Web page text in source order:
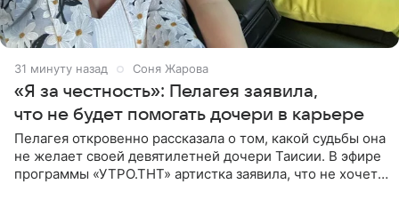
31 минуту назад Соня Жарова
«Я за честность»: Пелагея заявила,
что не будет помогать дочери в карьере
Пелагея откровенно рассказала о том, какой судьбы она
не желает своей девятилетней дочери Таисии. В эфире
программы «УТРО.ТНТ» артистка заявила, что не хочет